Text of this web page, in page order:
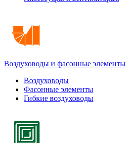
Воздуховоды и фасонные элементы
Воздуховоды
Фасонные элементы
Гибкие воздуховоды